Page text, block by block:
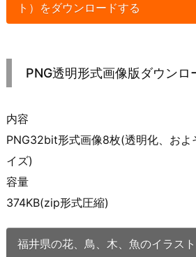
ト）をダウンロードする
PNG透明形式画像版ダウンロ
内容
PNG32bit形式画像8枚(透明化、お
イズ)
容量
374KB(zip形式圧縮)
福井県の花、鳥、木、魚のイラスト